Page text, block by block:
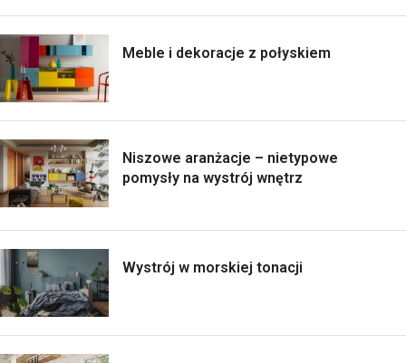
Meble i dekoracje z połyskiem
Niszowe aranżacje – nietypowe
pomysły na wystrój wnętrz
Wystrój w morskiej tonacji